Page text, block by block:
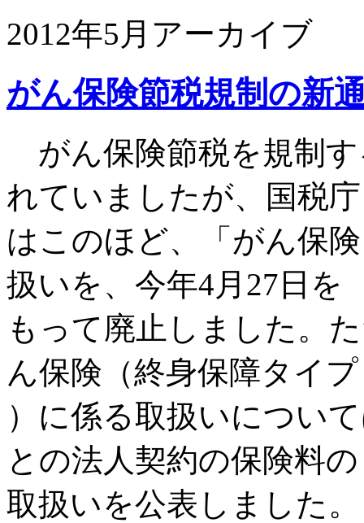
2012年5月アーカイブ
がん保険節税規制の新
がん保険節税を規制
れていましたが、国税庁
はこのほど、「がん保
扱いを、今年4月27日を
もって廃止しました。
ん保険（終身保障タイプ
）に係る取扱いについ
との法人契約の保険料の
取扱いを公表しました。